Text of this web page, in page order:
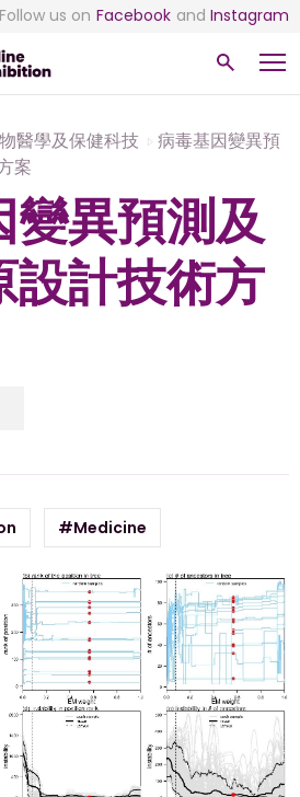
Follow us on Facebook and Instagram
醫學及保健科技
病毒基因變異預
案
變異預測及
設計技術方
#Medicine